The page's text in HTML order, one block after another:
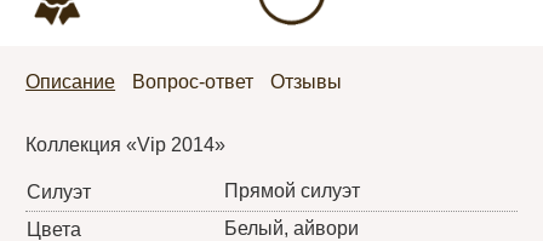
Описание Вопрос-ответ Отзывы
Коллекция «Vip 2014»
Силуэт
Прямой силуэт
Цвета
Белый, айвори